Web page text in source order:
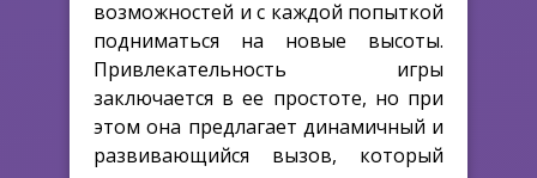
возможностей и с каждой попыткой
подниматься на новые высоты.
Привлекательность игры
заключается в ее простоте, но при
этом она предлагает динамичный и
развивающийся вызов, который